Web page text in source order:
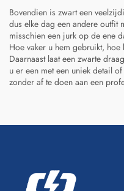
Bovendien is zwart een
dus elke dag een andere outfit
misschien een jurk op de ene
Hoe vaker u hem gebruikt,
Daarnaast laat een zwarte
u er een met een uniek detail
zonder af te doen aan een